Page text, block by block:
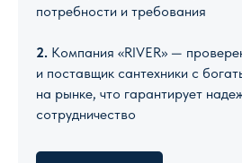
потребности и требования
2. Компания «RIVER» —
и поставщик сантехники с
на рынке, что гарантирует
сотрудничество